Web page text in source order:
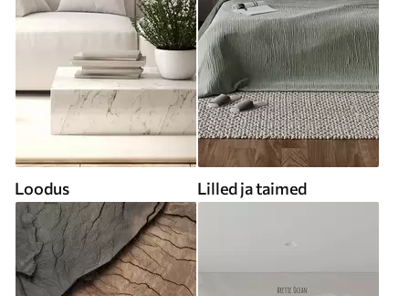
Loodus Lilled ja taimed